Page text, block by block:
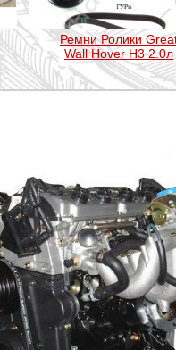
Ремни Ролики
Wall Hover H3 2.0л